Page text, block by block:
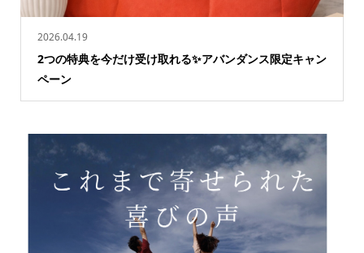
2026.04.19
2つの特典を今だけ受け取れる✨アバンダンス限定キャン
ペーン